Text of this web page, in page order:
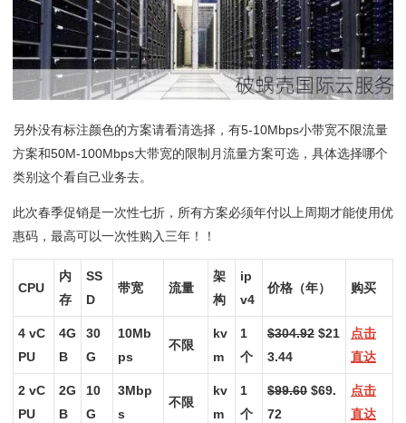
另外没有标注颜色的方案请看清选择，有5-10Mbps小带宽不限流量
方案和50M-100Mbps大带宽的限制月流量方案可选，具体选择哪个
类别这个看自己业务去。
此次春季促销是一次性七折，所有方案必须年付以上周期才能使用优
惠码，最高可以一次性购入三年！！
CPU
内
存
SS
D
带宽 流量
架
构
ip
v4
价格（年） 购买
4 vC
PU
4G
B
30
G
10Mb
ps
不限
kv
m
1
个
$304.92 $21
3.44
点击
直达
2 vC
PU
2G
B
10
G
3Mbp
s
不限
kv
m
1
个
$99.60 $69.
72
点击
直达